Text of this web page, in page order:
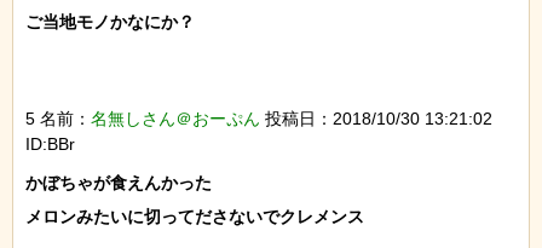
ご当地モノかなにか？
5 名前： 名無しさん＠おーぷん 投稿日：2018/10/30 13:21:02
ID:BBr
かぼちゃが食えんかった
メロンみたいに切ってださないでクレメンス